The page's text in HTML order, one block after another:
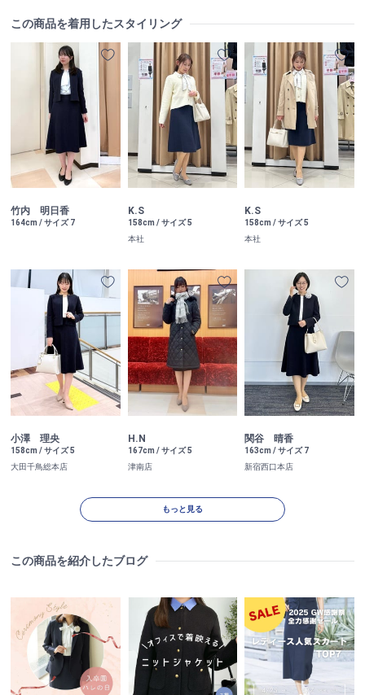
この商品を着用したスタイリング
竹内 明日香
164cm / サイズ 7
K.S
158cm / サイズ 5
本社
K.S
158cm / サイズ 5
本社
小澤 理央
158cm / サイズ 5
大田千鳥総本店
H.N
167cm / サイズ 5
津南店
関谷 晴香
163cm / サイズ 7
新宿西口本店
もっと見る
この商品を紹介したブログ